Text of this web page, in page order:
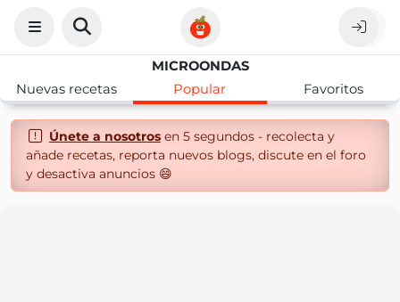
MICROONDAS
Nuevas recetas
Popular Favoritos
Únete a nosotrosen 5 segundos - recolecta y
añade recetas, reporta nuevos blogs, discute en el foro
y desactiva anuncios 😄